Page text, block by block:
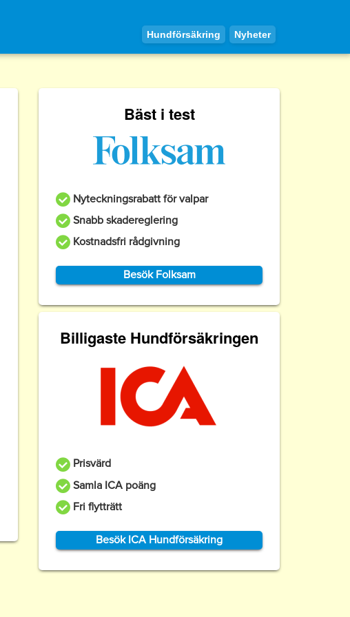
Hundförsäkring Nyheter
Bäst i test
Nyteckningsrabatt för valpar
Snabb skadereglering
Kostnadsfri rådgivning
Besök Folksam
Billigaste Hundförsäkringen
Prisvärd
Samla ICA poäng
Fri flytträtt
Besök ICA Hundförsäkring